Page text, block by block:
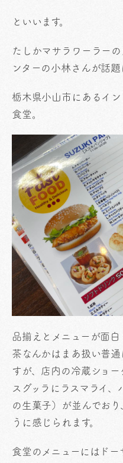
といいます。
たしかマサラワーラー
ンターの小林さんが話題
栃木県小山市にあるイ
食堂。
品揃えとメニューが面
茶なんかはまあ扱い普
すが、店内の冷蔵ショ
スグッラにラスマライ
の生菓子）が並んでお
うに感じられます。
食堂のメニューにはド